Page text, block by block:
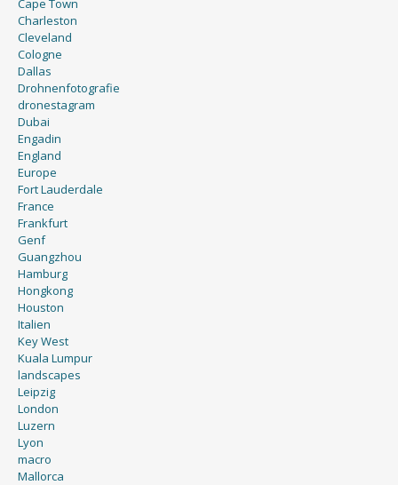
Cape Town
Charleston
Cleveland
Cologne
Dallas
Drohnenfotografie
dronestagram
Dubai
Engadin
England
Europe
Fort Lauderdale
France
Frankfurt
Genf
Guangzhou
Hamburg
Hongkong
Houston
Italien
Key West
Kuala Lumpur
landscapes
Leipzig
London
Luzern
Lyon
macro
Mallorca